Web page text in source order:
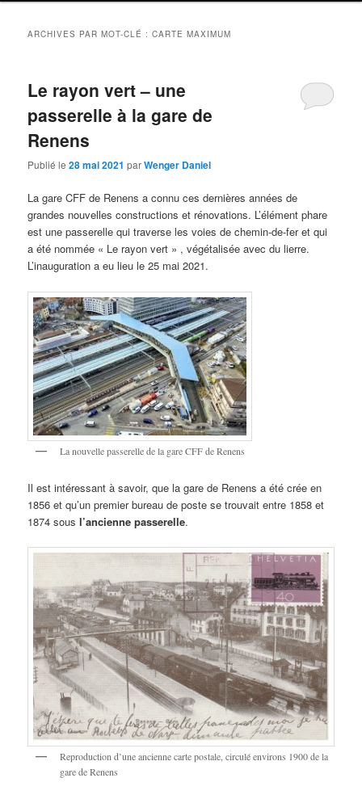
ARCHIVES PAR MOT-CLÉ :CARTE MAXIMUM
Le rayon vert – une
passerelle à la gare de
Renens
Publié le28 mai 2021 parWenger Daniel
La gare CFF de Renens a connu ces dernières années de
grandes nouvelles constructions et rénovations. L’élément phare
est une passerelle qui traverse les voies de chemin-de-fer et qui
a été nommée « Le rayon vert » , végétalisée avec du lierre.
L’inauguration a eu lieu le 25 mai 2021.
La nouvelle passerelle de la gare CFF de Renens
Il est intéressant à savoir, que la gare de Renens a été crée en
1856 et qu’un premier bureau de poste se trouvait entre 1858 et
1874 sous l’ancienne passerelle.
Reproduction d’une ancienne carte postale, circulé environs 1900 de la
gare de Renens